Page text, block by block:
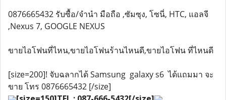
0876665432 รับซื้อ/จำนำ มือถือ ,ซัมซุง, โซนี่, HTC, แอลจี
,Nexus 7, GOOGLE NEXUS
ขายไอโฟนที่ไหน,ขายไอโฟนร้านไหนดี,ขายไอโฟน ที่ไหนดี
[size=200]! จับฉลากได้ Samsung galaxy s6 ได้แถมมา จะ
ขาย โทร 0876665432 [/size]